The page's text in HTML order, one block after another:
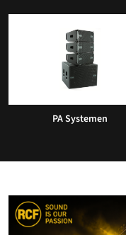
PA Systemen